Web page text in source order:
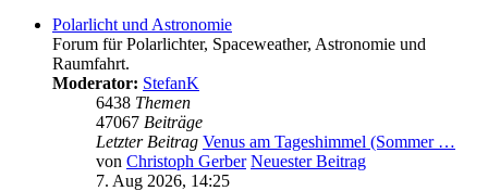
Polarlicht und Astronomie
Forum für Polarlichter, Spaceweather, Astronomie und
Raumfahrt.
Moderator: StefanK
6438 Themen
47067 Beiträge
Letzter Beitrag Venus am Tageshimmel (Sommer …
von Christoph Gerber Neuester Beitrag
7. Aug 2026, 14:25